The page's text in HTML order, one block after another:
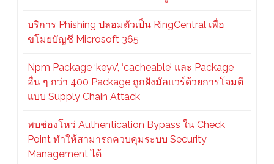
บริการ Phishing ปลอมตัวเป็น RingCentral เพื่อ
ขโมยบัญชี Microsoft 365
Npm Package ‘keyv’, ‘cacheable’ และ Package
อื่น ๆ กว่า 400 Package ถูกฝังมัลแวร์ด้วยการโจมตี
แบบ Supply Chain Attack
พบช่องโหว่ Authentication Bypass ใน Check
Point ทำให้สามารถควบคุมระบบ Security
Management ได้